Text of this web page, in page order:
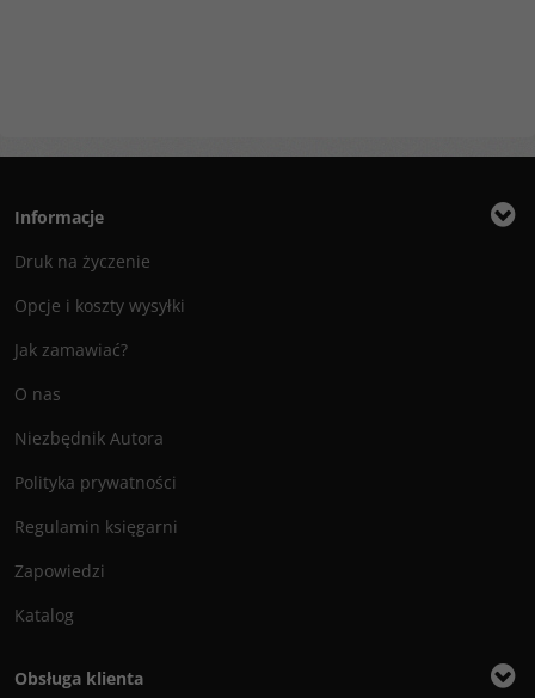
Informacje
Druk na życzenie
Opcje i koszty wysyłki
Jak zamawiać?
O nas
Niezbędnik Autora
Polityka prywatności
Regulamin księgarni
Zapowiedzi
Katalog
Obsługa klienta